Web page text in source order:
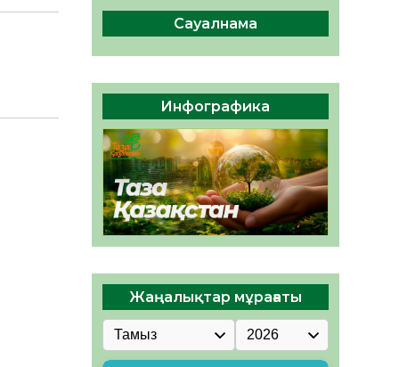
беруге дайын
ӘРБІР ДАУЫС – ҚОҒАМ
ДАМУЫНА ҚОСЫЛҒАН
ҮЛЕС
05.08.2026
39 0
Сауалнама
Инфографика
Жаңалықтар мұрағаты